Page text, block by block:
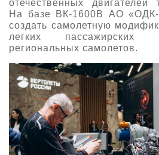
отечественных двигателей
На базе ВК-1600В АО «ОДК-
создать самолетную
легких пассажирских
региональных самолетов.